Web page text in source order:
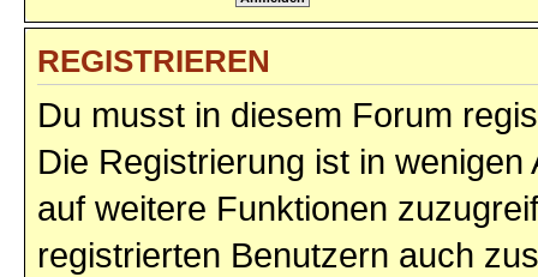
REGISTRIEREN
Du musst in diesem Forum
Die Registrierung ist in
auf weitere Funktionen
registrierten Benutzern auch